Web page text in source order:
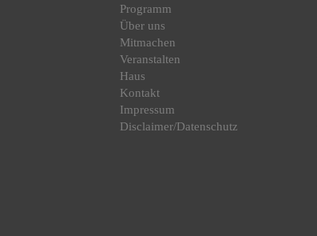
Programm
Über uns
Mitmachen
Veranstalten
Haus
Kontakt
Impressum
Disclaimer/Datenschutz